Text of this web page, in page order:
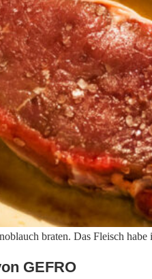
braten. Das Fleisch
GEFRO